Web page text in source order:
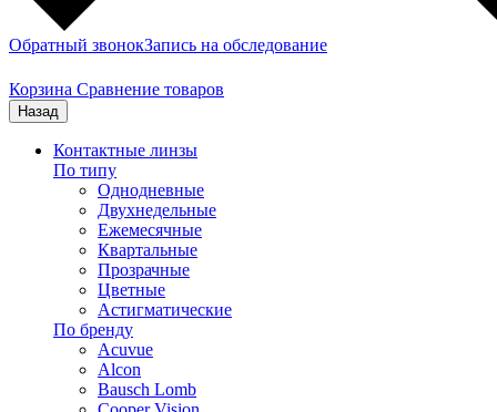
Обратный звонокЗапись на обследование
Корзина Сравнение товаров
Назад
Контактные линзы
По типу
Однодневные
Двухнедельные
Ежемесячные
Квартальные
Прозрачные
Цветные
Астигматические
По бренду
Acuvue
Alcon
Bausch Lomb